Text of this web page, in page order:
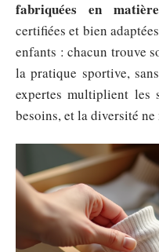
fabriquées en
certifiées et bien
enfants : chacun trouve
la pratique sportive,
expertes multiplient les
besoins, et la diversité ne